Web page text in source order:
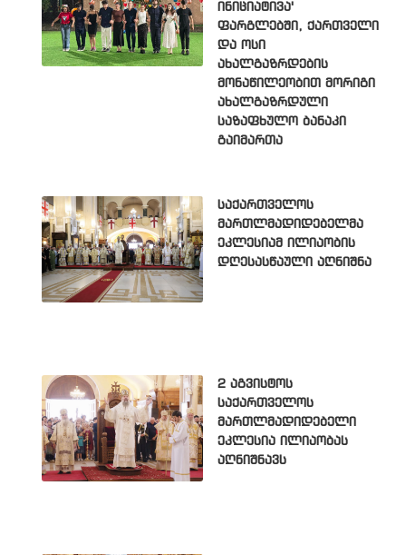
ინიციატივა'
ფარგლებში, ქართველი
და ოსი
ახალგაზრდების
მონაწილეობით მორიგი
ახალგაზრდული
საზაფხულო ბანაკი
გაიმართა
საქართველოს
მართლმადიდებელმა
ეკლესიამ ილიაობის
დღესასწაული აღნიშნა
2 აგვისტოს
საქართველოს
მართლმადიდებელი
ეკლესია ილიაობას
აღნიშნავს